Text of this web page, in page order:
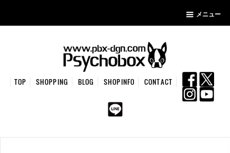
メニュー
TOP SHOPPING BLOG SHOPINFO CONTACT